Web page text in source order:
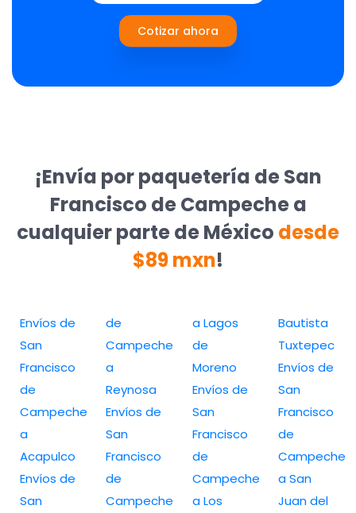
Cotizar ahora
¡Envía por paquetería de San
Francisco de Campeche a
cualquier parte de México desde
$89 mxn!
Envíos de
San
Francisco
de
Campeche
a
Acapulco
Envíos de
San
de
Campeche
a
Reynosa
Envíos de
San
Francisco
de
Campeche
a Lagos
de
Moreno
Envíos de
San
Francisco
de
Campeche
a Los
Bautista
Tuxtepec
Envíos de
San
Francisco
de
Campeche
a San
Juan del